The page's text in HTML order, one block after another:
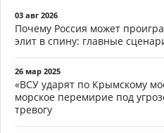
03 авг 2026
Почему Россия может
элит в спину: главные
26 мар 2025
«ВСУ ударят по Крымскому
морское перемирие под
тревогу